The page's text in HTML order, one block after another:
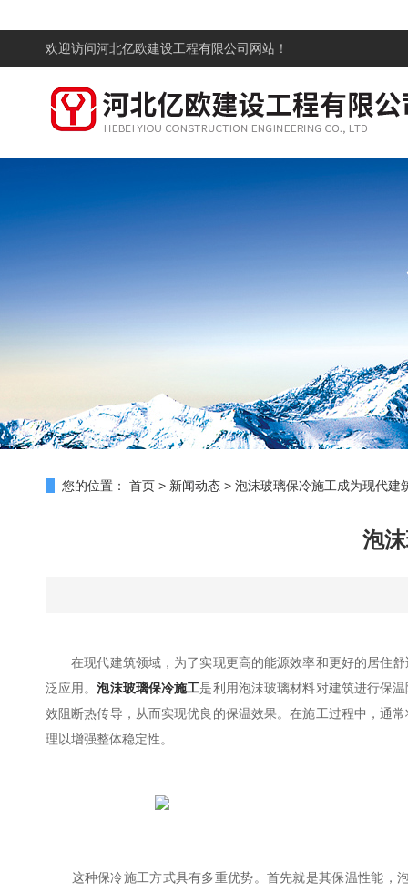
欢迎访问河北亿欧建设工程有限公司网站！
您的位置： 首页 > 新闻动态 > 泡沫玻璃保冷施工成为现代建
泡
在现代建筑领域，为了实现更高的能源效率和更好的居住舒
泛应用。泡沫玻璃保冷施工是利用泡沫玻璃材料对建筑进行保
效阻断热传导，从而实现优良的保温效果。在施工过程中，通
理以增强整体稳定性。
这种保冷施工方式具有多重优势。首先就是其保温性能，泡